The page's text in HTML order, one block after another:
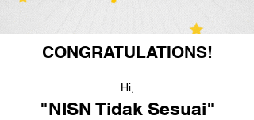
CONGRATULATIONS!
Hi,
"NISN Tidak Sesuai"